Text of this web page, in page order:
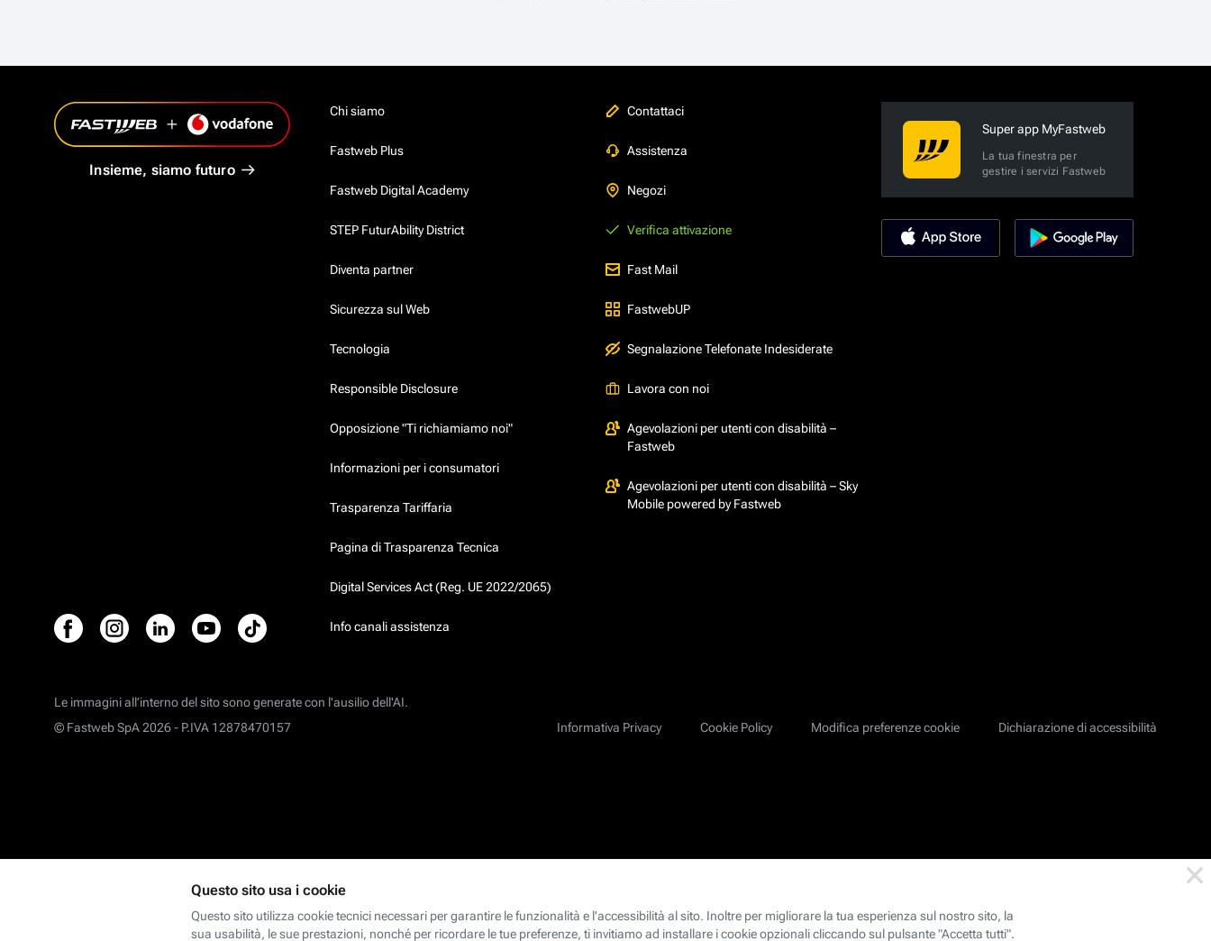
Insieme, siamo futuro
Chi siamo
Fastweb Plus
Fastweb Digital Academy
STEP FuturAbility District
Diventa partner
Sicurezza sul Web
Tecnologia
Responsible Disclosure
Opposizione "Ti richiamiamo noi"
Informazioni per i consumatori
Trasparenza Tariffaria
Pagina di Trasparenza Tecnica
Digital Services Act (Reg. UE 2022/2065)
Info canali assistenza
Contattaci
Assistenza
Negozi
Verifica attivazione
Fast Mail
FastwebUP
Segnalazione Telefonate Indesiderate
Lavora con noi
Agevolazioni per utenti con disabilità –
Fastweb
Agevolazioni per utenti con disabilità – Sky
Mobile powered by Fastweb
Super app MyFastweb
La tua finestra per
gestire i servizi Fastweb
Le immagini all’interno del sito sono generate con l'ausilio dell'AI.
Informativa Privacy
Cookie Policy Modifica preferenze cookie Dichiarazione di accessibilità
© Fastweb SpA 2026 - P.IVA 12878470157